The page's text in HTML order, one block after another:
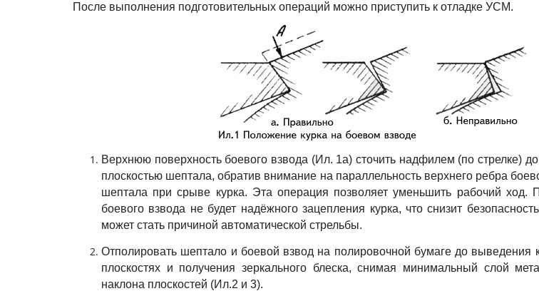
После выполнения подготовительных операций можно приступить к отладке УСМ.
Верхнюю поверхность боевого взвода (Ил. 1а) сточить надфилем (по стрелке)
плоскостью шептала, обратив внимание на параллельность верхнего ребра
шептала при срыве курка. Эта операция позволяет уменьшить рабочий ход.
боевого взвода не будет надёжного зацепления курка, что снизит
может стать причиной автоматической стрельбы.
Отполировать шептало и боевой взвод на полировочной бумаге до выведения
плоскостях и получения зеркального блеска, снимая минимальный слой
наклона плоскостей (Ил.2 и 3).